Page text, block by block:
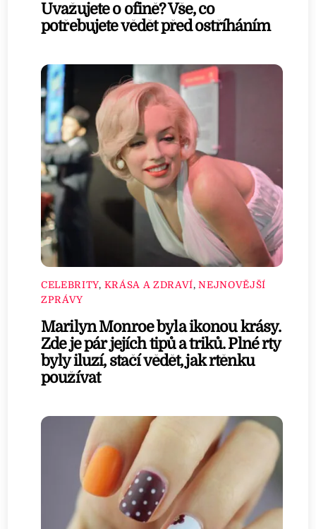
Uvažujete o ofině? Vše, co
potřebujete vědět před ostříháním
CELEBRITY, KRÁSA A ZDRAVÍ,NEJNOVĚJŠÍ
ZPRÁVY
Marilyn Monroe byla ikonou krásy.
Zde je pár jejích tipů a triků. Plné rty
byly iluzí, stačí vědět, jak rtěnku
používat